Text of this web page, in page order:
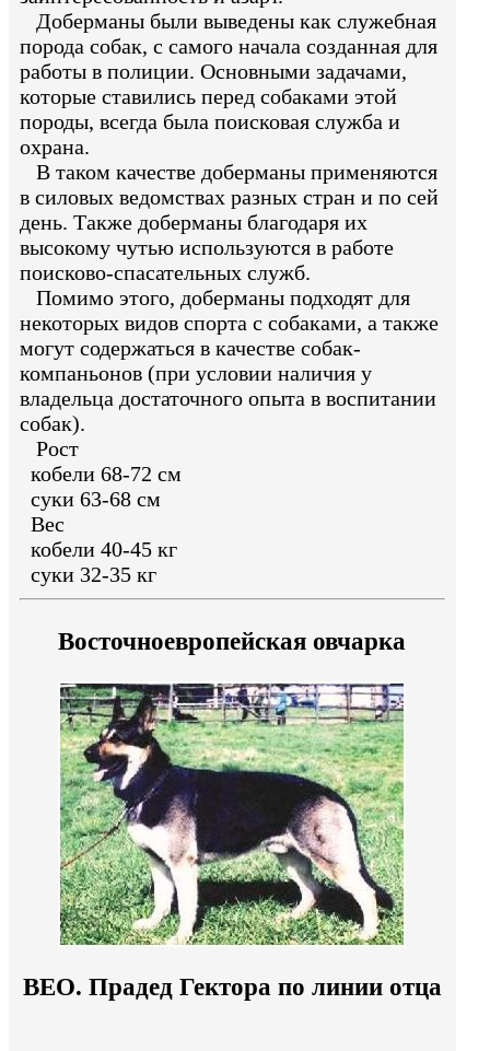
Доберманы были выведены как служебная
порода собак, с самого начала созданная для
работы в полиции. Основными задачами,
которые ставились перед собаками этой
породы, всегда была поисковая служба и
охрана.
В таком качестве доберманы применяются
в силовых ведомствах разных стран и по сей
день. Также доберманы благодаря их
высокому чутью используются в работе
поисково-спасательных служб.
Помимо этого, доберманы подходят для
некоторых видов спорта с собаками, а также
могут содержаться в качестве собак-
компаньонов (при условии наличия у
владельца достаточного опыта в воспитании
собак).
Рост
кобели 68-72 см
суки 63-68 см
Вес
кобели 40-45 кг
суки 32-35 кг
Восточноевропейская овчарка
ВЕО. Прадед Гектора по линии отца